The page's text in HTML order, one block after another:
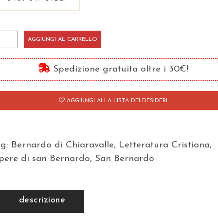
1
AGGIUNGI AL CARRELLO
Spedizione gratuita oltre i 30€!
AGGIUNGI ALLA LISTA DEI DESIDERI
Bernardo di Chiaravalle, Letteratura Cristiana,
di san Bernardo, San Bernardo
descrizione